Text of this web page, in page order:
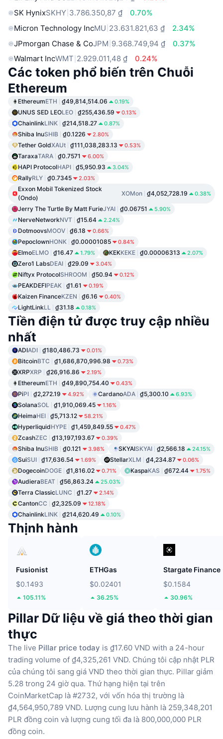
SK HynixSKHY 3.786.350,87 ₫
0.70%
Micron Technology IncMU 23.631.821,63 ₫
2.34%
JPmorgan Chase & CoJPM 9.368.749,94 ₫
0.37%
Walmart IncWMT 2.929.011,48 ₫ 0.24%
Các token phổ biến trên Chuỗi
Ethereum
EthereumETH ₫49,814,514.06 0.19%
UNUS SED LEOLEO ₫255,436.59 0.13%
ChainlinkLINK ₫214,518.27 0.87%
Shiba InuSHIB ₫0.1226 2.80%
Tether GoldXAUt ₫111,038,283.13 0.53%
TaraxaTARA ₫0.7571 6.00%
HAPI ProtocolHAPI ₫5,950.93 3.04%
RallyRLY ₫0.7345 2.03%
Exxon Mobil Tokenized Stock
(Ondo)
XOMon ₫4,052,728.19 0.38%
Jerry The Turtle By Matt FurieJYAI ₫0.06751 5.90%
NerveNetworkNVT ₫15.64 2.24%
DotmoovsMOOV ₫6.18 0.66%
PepoclownHONK ₫0.00001085 0.84%
ElmoELMO ₫16.47 1.79% KEKKEKE ₫0.00006313 2.07%
Zero1 LabsDEAI ₫29.09 3.04%
Niftyx ProtocolSHROOM ₫50.94 0.12%
PEAKDEFIPEAK ₫1.61 0.19%
Kaizen FinanceKZEN ₫6.16 0.40%
LightLinkLL ₫31.18 0.18%
Tiền điện tử được truy cập nhiều
nhất
ADIADI ₫180,486.73 0.01%
BitcoinBTC ₫1,686,870,996.98 0.73%
XRPXRP ₫26,916.86 2.19%
EthereumETH ₫49,890,754.40 0.43%
PiPI ₫2,272.19 4.92% CardanoADA ₫5,300.10 6.93%
SolanaSOL ₫1,910,069.45 1.16%
HeimaHEI ₫5,713.12 58.21%
HyperliquidHYPE ₫1,459,849.55 0.47%
ZcashZEC ₫13,197,193.67 0.39%
Shiba InuSHIB ₫0.121 3.98% SKYAISKYAI ₫2,566.18 24.15%
SuiSUI ₫17,636.54 1.69% StellarXLM ₫4,234.87 0.06%
DogecoinDOGE ₫1,816.02 0.71% KaspaKAS ₫672.44 1.75%
AudieraBEAT ₫56,863.24 25.03%
Terra ClassicLUNC ₫1.27 2.14%
CantonCC ₫2,325.09 12.18%
ChainlinkLINK ₫214,620.49 0.10%
Thịnh hành
Fusionist
$0.1493
105.11%
ETHGas
$0.02401
36.25%
Stargate Finance
$0.1584
30.96%
Pillar Dữ liệu về giá theo thời gian
thực
The live Pillar price today is ₫17.60 VND with a 24-hour
trading volume of ₫4,325,261 VND. Chúng tôi cập nhật PLR
của chúng tôi sang giá VND theo thời gian thực. Pillar giảm
5.28 trong 24 giờ qua. Thứ hạng hiện tại trên
CoinMarketCap là #2732, với vốn hóa thị trường là
₫4,564,950,789 VND. Lượng cung lưu hành là 259,348,201
PLR đồng coin và lượng cung tối đa là 800,000,000 PLR
đồng coin.